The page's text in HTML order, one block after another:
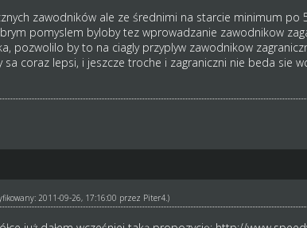
zawodników ale ze średnimi na starcie minimum po
pomyslem byloby tez wprowadzanie zawodnikow
pozwolilo by to na ciagly przyplyw zawodnikow
coraz lepsi, i jeszcze troche i zagraniczni nie beda sie
2011-09-26, 17:16:00 przez Piter4.)